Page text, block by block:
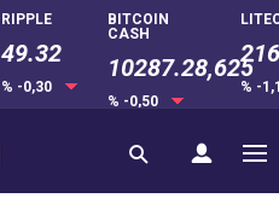
RIPPLE
49.32
% -0,30
BITCOIN
CASH
10287.28,625
% -0,50
% -